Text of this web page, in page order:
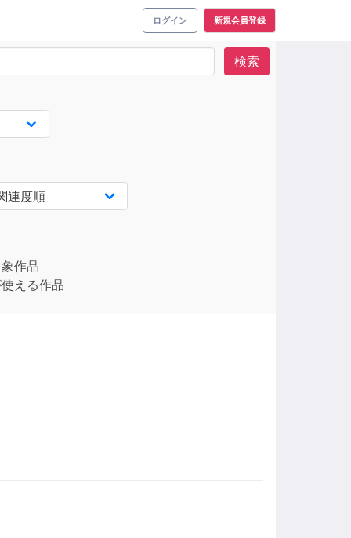
ログイン 新規会員登録
検索
作品
える作品